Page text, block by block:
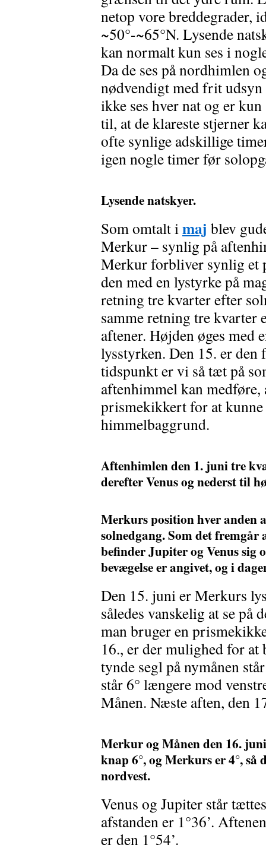
netop vore breddegrader,
~50°-~65°N. Lysende
kan normalt kun ses i
Da de ses på nordhimlen
nødvendigt med frit
ikke ses hver nat og er
til, at de klareste stjerner
ofte synlige adskillige
igen nogle timer før
Lysende natskyer.
Som omtalt imaj blev
Merkur – synlig på
Merkur forbliver synlig et
den med en lystyrke på
retning tre kvarter efter
samme retning tre kvarter
aftener. Højden øges med
lysstyrken. Den 15. er den
tidspunkt er vi så tæt på
aftenhimmel kan medføre,
prismekikkert for at
himmelbaggrund.
Aftenhimlen den 1. juni tre
derefter Venus og nederst til
Merkurs position hver anden
solnedgang. Som det fremgår
befinder Jupiter og Venus sig
bevægelse er angivet, og i
Den 15. juni er Merkurs
således vanskelig at se på
man bruger en
16., er der mulighed for
tynde segl på nymånen
står 6° længere mod
Månen. Næste aften, den
Merkur og Månen den 16.
knap 6°, og Merkurs er 4°,
nordvest.
Venus og Jupiter står
afstanden er 1°36’.
er den 1°54’.